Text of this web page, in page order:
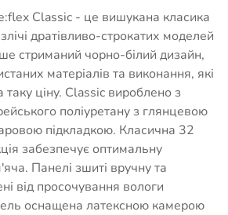
Classic - це вишукана класика
дратівливо-строкатих моделей
стриманий чорно-білий дизайн,
матеріалів та виконання, які
ціну. Classic вироблено з
поліуретану з глянцевою
підкладкою. Класична 32
забезпечує оптимальну
Панелі зшиті вручну та
від просочування вологи
оснащена латексною камерою